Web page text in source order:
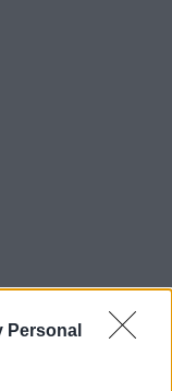
Personal
ofiary bywają
z ich